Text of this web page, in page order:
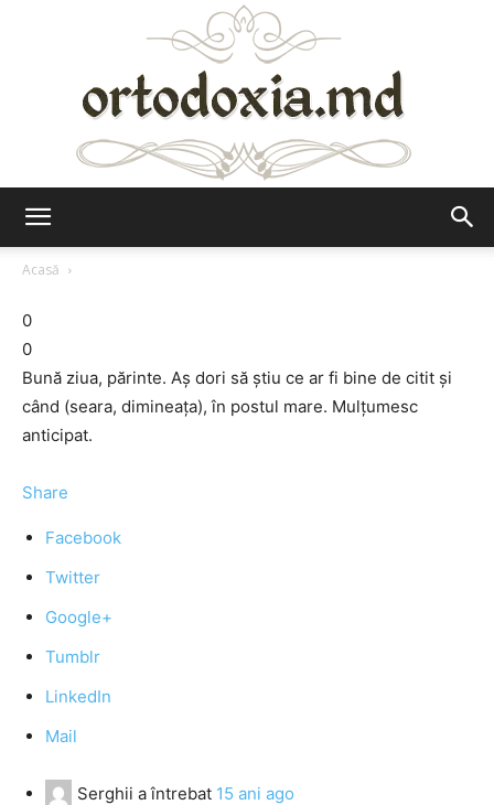
Acasă
0
0
Bună ziua, părinte. Aş dori să ştiu ce ar fi bine de citit şi
când (seara, dimineaţa), în postul mare. Mulţumesc
anticipat.
Share
Facebook
Twitter
Google+
Tumblr
LinkedIn
Mail
Serghii a întrebat 15 ani ago